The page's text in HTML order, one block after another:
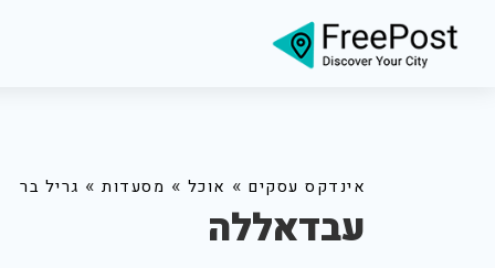
אינדקס עסקים » אוכל » מסעדות » גריל בר
עבדאללה